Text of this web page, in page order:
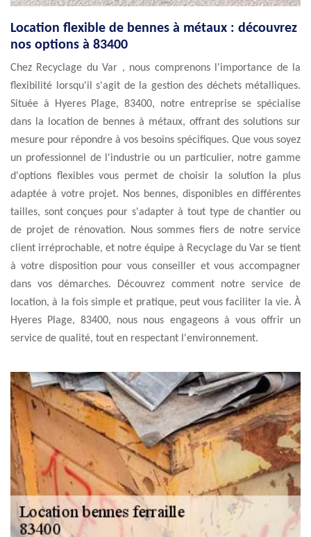
Location flexible de bennes à métaux : découvrez
nos options à 83400
Chez Recyclage du Var , nous comprenons l'importance de la
flexibilité lorsqu'il s'agit de la gestion des déchets métalliques.
Située à Hyeres Plage, 83400, notre entreprise se spécialise
dans la location de bennes à métaux, offrant des solutions sur
mesure pour répondre à vos besoins spécifiques. Que vous soyez
un professionnel de l'industrie ou un particulier, notre gamme
d'options flexibles vous permet de choisir la solution la plus
adaptée à votre projet. Nos bennes, disponibles en différentes
tailles, sont conçues pour s'adapter à tout type de chantier ou
de projet de rénovation. Nous sommes fiers de notre service
client irréprochable, et notre équipe à Recyclage du Var se tient
à votre disposition pour vous conseiller et vous accompagner
dans vos démarches. Découvrez comment notre service de
location, à la fois simple et pratique, peut vous faciliter la vie. À
Hyeres Plage, 83400, nous nous engageons à vous offrir un
service de qualité, tout en respectant l'environnement.